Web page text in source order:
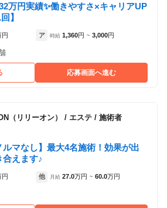
万円実績✨働きやすさ×キャリアUP
】
円 ア 時給 1,360円 ~ 3,000円
応募画面へ進む
（リリーオン） / エステ / 施術者
ルマなし】最大4名施術！効果が出
えます♪
円 他 月給 27.0万円 ~ 60.0万円